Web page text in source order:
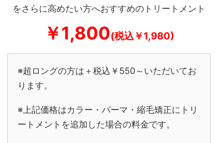
をさらに高めたい方へおすすめのトリートメント
￥1,800(税込￥1,980)
※超ロングの方は＋税込￥550～いただいてお
ります。
※上記価格はカラー・パーマ・縮毛矯正にトリ
ートメントを追加した場合の料金です。